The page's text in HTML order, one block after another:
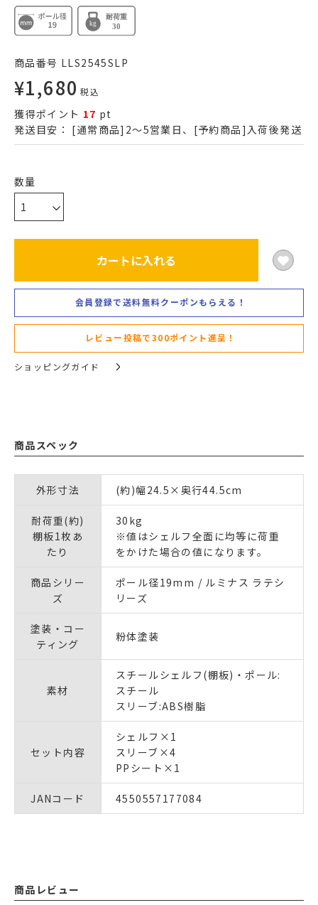
商品番号 LLS2545SLP
¥1,680 税込
獲得ポイント 17 pt
発送目安： [通常商品]2～5営業日、[予約商品]入荷後発送
カートに入れる
会員登録で送料無料クーポンもらえる！
レビュー投稿で300ポイント進呈！
ショッピングガイド
商品スペック
外形寸法 (約)幅24.5×奥行44.5cm
耐荷重(約)
棚板1枚あ
たり
30kg
※値はシェルフ全面に均等に荷重
をかけた場合の値になります。
商品シリー
ズ
ポール径19mm / ルミナス ラテシ
リーズ
塗装・コー
ティング
粉体塗装
素材
スチールシェルフ(棚板)・ポール:
スチール
スリーブ:ABS樹脂
セット内容
シェルフ×1
スリーブ×4
PPシート×1
JANコード 4550557177084
商品レビュー